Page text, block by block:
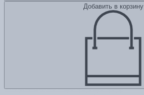
Добавить в корзину